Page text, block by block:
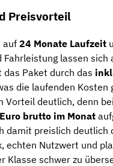
Preisvorteil
auf 24 Monate Laufzeit
lassen sich
Paket durch das
die laufenden
Vorteil deutlich, denn
brutto im Monat
damit preislich
echten Nutzwert und
Klasse schwer zu